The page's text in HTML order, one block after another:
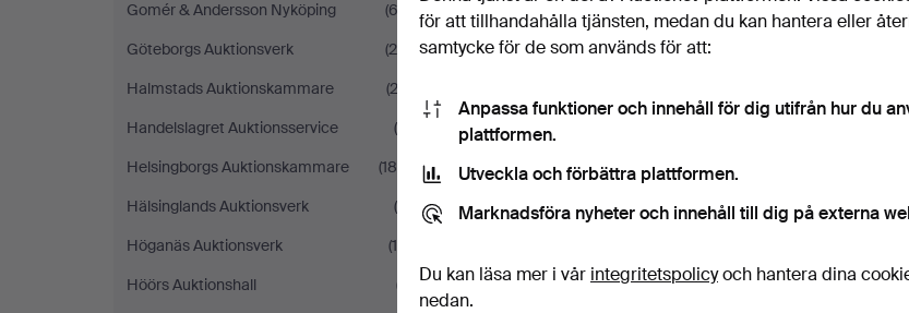
Gomér & Andersson Nyköping
(62)
Göteborgs Auktionsverk
(20)
Halmstads Auktionskammare
(22)
Handelslagret Auktionsservice
(9)
Helsingborgs Auktionskammare
(180)
Hälsinglands Auktionsverk
(6)
Höganäs Auktionsverk
(16)
Höörs Auktionshall
(7)
SOFFBORD MED
CARLSSO…
Klubbades 17 maj 2025
PIET HEIN & BRUNO
SUPE…
Klubbades 11 maj 2025
för att tillhandahålla tjänsten, medan du kan hantera eller
samtycke för de som används för att:
Anpassa funktioner och innehåll för dig utifrån hur du
plattformen.
Utveckla och förbättra plattformen.
Marknadsföra nyheter och innehåll till dig på externa
Du kan läsa mer i vår integritetspolicyoch hantera dina
nedan.